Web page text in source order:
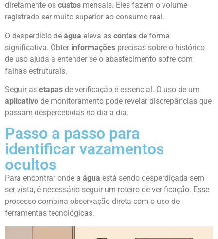
diretamente os custos mensais. Eles fazem o volume
registrado ser muito superior ao consumo real.
O desperdício de água eleva as contas de forma
significativa. Obter informações precisas sobre o histórico
de uso ajuda a entender se o abastecimento sofre com
falhas estruturais.
Seguir as etapas de verificação é essencial. O uso de um
aplicativo de monitoramento pode revelar discrepâncias que
passam despercebidas no dia a dia.
Passo a passo para
identificar vazamentos
ocultos
Para encontrar onde a água está sendo desperdiçada sem
ser vista, é necessário seguir um roteiro de verificação. Esse
processo combina observação direta com o uso de
ferramentas tecnológicas.